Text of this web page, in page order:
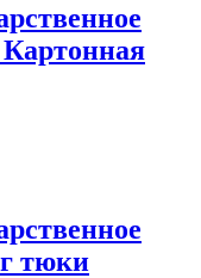
Картонная
тюки